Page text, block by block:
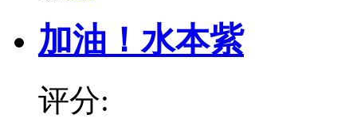
加油！水本紫
评分: